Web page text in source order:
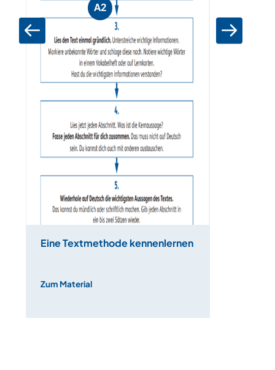
A2
Eine Textmethode kennenlernen
Zum Material